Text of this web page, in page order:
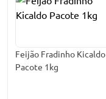
Feijão Fradinho Kicaldo
Pacote 1kg